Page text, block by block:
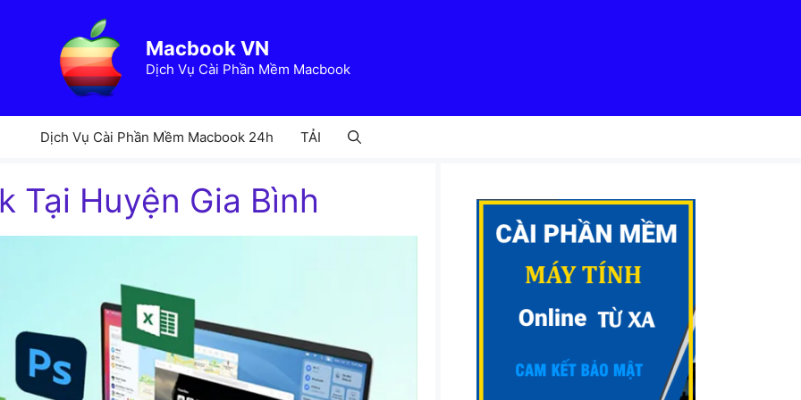
Macbook VN
Dịch Vụ Cài Phần Mềm Macbook
Dịch Vụ Cài Phần Mềm Macbook 24h TẢI
Tại Huyện Gia Bình